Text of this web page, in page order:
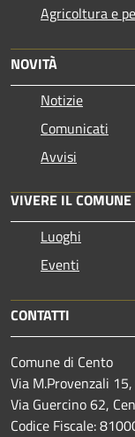
Agricoltura e
NOVITÀ
Notizie
Comunicati
Avvisi
VIVERE IL COMUNE
Luoghi
Eventi
CONTATTI
Comune di Cento
Via M.Provenzali
Via Guercino 62,
Codice Fiscale: